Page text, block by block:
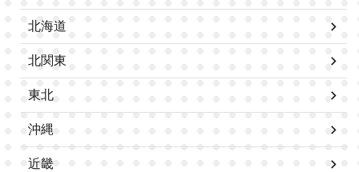
北海道
北関東
東北
沖縄
近畿